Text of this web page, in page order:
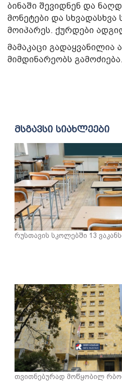
ბინაში შევიდნენ და
მონეტები და სხვადასხვა
მოიპარეს. ქურდები
მამაკაცი გადაყვანილია
მიმდინარეობს გამოძიება.
მსგავსი სიახლეები
რუსთავის სკოლებში 13
თვითნებურად მოწყობილ